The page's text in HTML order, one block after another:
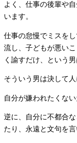
よく、仕事の後輩や
います。
仕事の怠慢でミスを
流し、子どもが悪い
く諭すだけ、という
そういう男は決して
自分が嫌われたくない
逆に、自分に不都合
たり、永遠と文句を